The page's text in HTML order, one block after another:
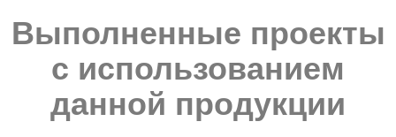
Выполненные проекты
с использованием
данной продукции